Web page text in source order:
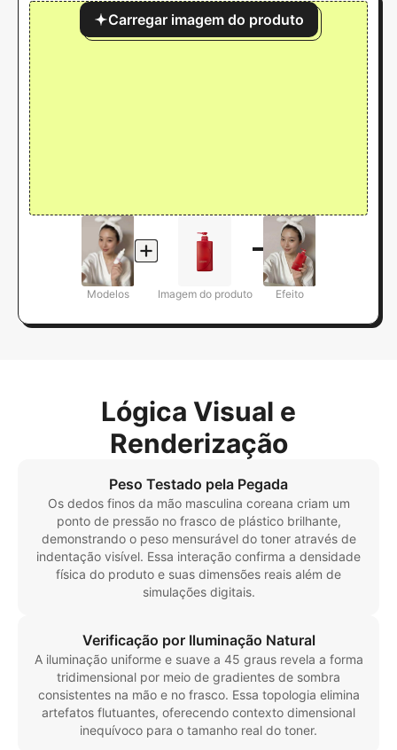
Carregar imagem do produto
Modelos Imagem do produto Efeito
Lógica Visual e
Renderização
Peso Testado pela Pegada
Os dedos finos da mão masculina coreana criam um
ponto de pressão no frasco de plástico brilhante,
demonstrando o peso mensurável do toner através de
indentação visível. Essa interação confirma a densidade
física do produto e suas dimensões reais além de
simulações digitais.
Verificação por Iluminação Natural
A iluminação uniforme e suave a 45 graus revela a forma
tridimensional por meio de gradientes de sombra
consistentes na mão e no frasco. Essa topologia elimina
artefatos flutuantes, oferecendo contexto dimensional
inequívoco para o tamanho real do toner.